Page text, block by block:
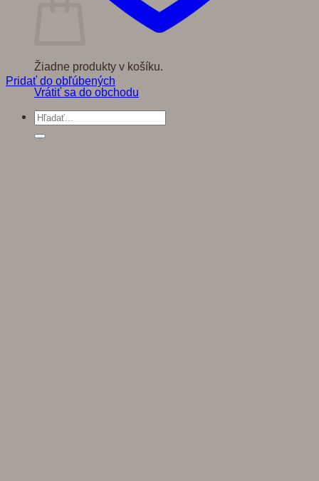
Žiadne produkty v košíku.
Vrátiť sa do obchodu
Hľadať:
Pridať do obľúbených